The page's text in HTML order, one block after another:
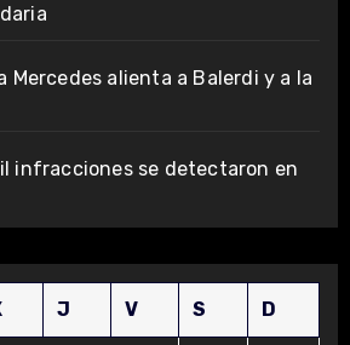
Mercedes alienta a Balerdi y a la
infracciones se detectaron en
J V S D